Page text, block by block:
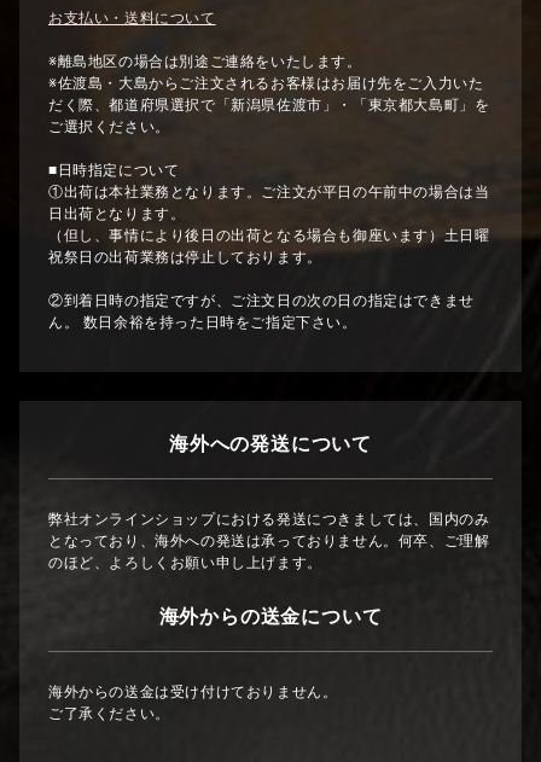
お支払い・送料について
※離島地区の場合は別途ご連絡をいたします。
※佐渡島・大島からご注文されるお客様はお届け先をご入力いた
だく際、都道府県選択で「新潟県佐渡市」・「東京都大島町」を
ご選択ください。
■日時指定について
①出荷は本社業務となります。ご注文が平日の午前中の場合は当
日出荷となります。
（但し、事情により後日の出荷となる場合も御座います）土日曜
祝祭日の出荷業務は停止しております。
②到着日時の指定ですが、ご注文日の次の日の指定はできませ
ん。 数日余裕を持った日時をご指定下さい。
海外への発送について
弊社オンラインショップにおける発送につきましては、国内のみ
となっており、海外への発送は承っておりません。何卒、ご理解
のほど、よろしくお願い申し上げます。
海外からの送金について
海外からの送金は受け付けておりません。
ご了承ください。